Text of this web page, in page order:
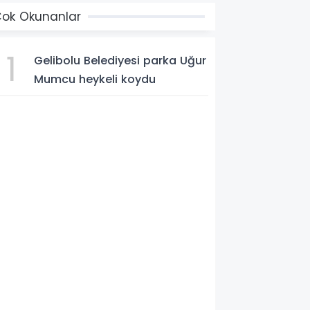
Okunanlar
1
Gelibolu Belediyesi parka Uğur
Mumcu heykeli koydu